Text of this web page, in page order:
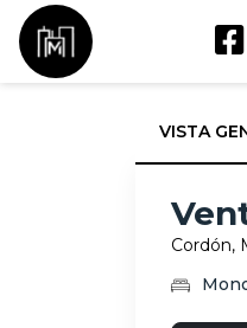
VISTA
Cordón,